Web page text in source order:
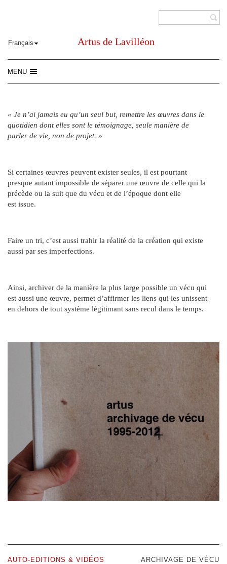
Artus de Lavilléon
MENU
« Je n’ai jamais eu qu’un seul but, remettre les œuvres dans le
quotidien dont elles sont le témoignage, seule manière de
parler de vie, non de projet. »
Si certaines œuvres peuvent exister seules, il est pourtant
presque autant impossible de séparer une œuvre de celle qui la
précède ou la suit que du vécu et de l’époque dont elle
est issue.
Faire un tri, c’est aussi trahir la réalité de la création qui existe
aussi par ses imperfections.
Ainsi, archiver de la manière la plus large possible un vécu qui
est aussi une œuvre, permet d’affirmer les liens qui les unissent
en dehors de tout système légitimant sans recul dans le temps.
AUTO-EDITIONS & VIDÉOS ARCHIVAGE DE VÉCU